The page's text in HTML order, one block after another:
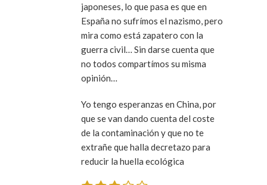
japoneses, lo que pasa es que en
España no sufrímos el nazismo, pero
mira como está zapatero con la
guerra civil… Sin darse cuenta que
no todos compartímos su misma
opinión…
Yo tengo esperanzas en China, por
que se van dando cuenta del coste
de la contaminación y que no te
extrañe que halla decretazo para
reducir la huella ecológica